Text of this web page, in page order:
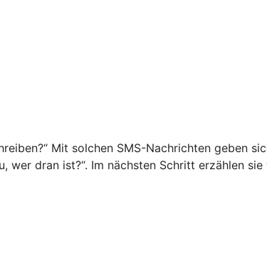
Mit solchen SMS-Nachrichten geben
dran ist?“. Im nächsten Schritt erzählen